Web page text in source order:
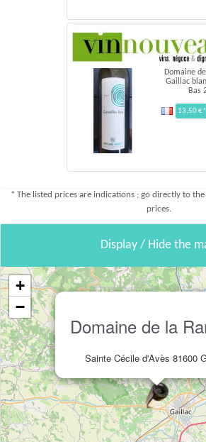
Domaine
Gaillac
Bas
13,50 €*
* The listed prices are indications ; go directly to
prices.
Display / Hide the
Domaine de la
Sainte Cécile d'Avès 81600
+
−